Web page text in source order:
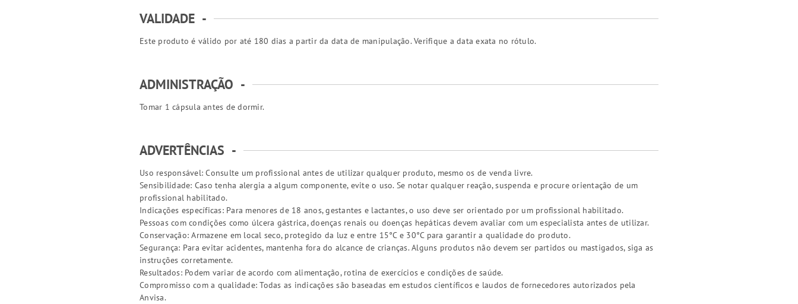
VALIDADE -
Este produto é válido por até 180 dias a partir da data de manipulação. Verifique a data exata no rótulo.
ADMINISTRAÇÃO -
Tomar 1 cápsula antes de dormir.
ADVERTÊNCIAS -
Uso responsável: Consulte um profissional antes de utilizar qualquer produto, mesmo os de venda livre.
Sensibilidade: Caso tenha alergia a algum componente, evite o uso. Se notar qualquer reação, suspenda e procure orientação de um
profissional habilitado.
Indicações específicas: Para menores de 18 anos, gestantes e lactantes, o uso deve ser orientado por um profissional habilitado.
Pessoas com condições como úlcera gástrica, doenças renais ou doenças hepáticas devem avaliar com um especialista antes de utilizar.
Conservação: Armazene em local seco, protegido da luz e entre 15°C e 30°C para garantir a qualidade do produto.
Segurança: Para evitar acidentes, mantenha fora do alcance de crianças. Alguns produtos não devem ser partidos ou mastigados, siga as
instruções corretamente.
Resultados: Podem variar de acordo com alimentação, rotina de exercícios e condições de saúde.
Compromisso com a qualidade: Todas as indicações são baseadas em estudos científicos e laudos de fornecedores autorizados pela
Anvisa.